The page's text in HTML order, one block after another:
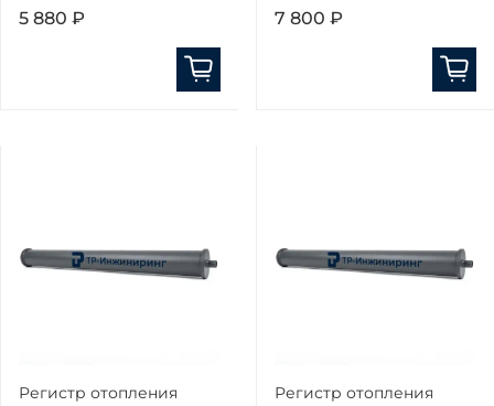
5 880 ₽ 7 800 ₽
Регистр отопления
Регистр отопления